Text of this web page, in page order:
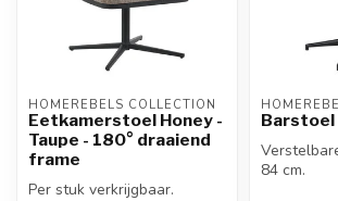
HOMEREBELS COLLECTION
Eetkamerstoel Honey -
Taupe - 180° draaiend
frame
Per stuk verkrijgbaar.
Barstoel
84 cm.